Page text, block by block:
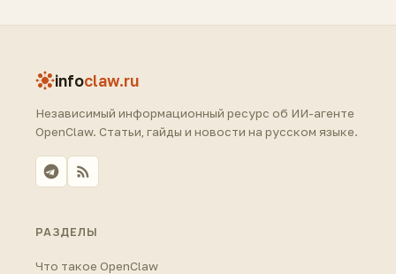
infoclaw.ru
Независимый информационный ресурс об ИИ-агенте
OpenClaw. Статьи, гайды и новости на русском языке.
РАЗДЕЛЫ
Что такое OpenClaw